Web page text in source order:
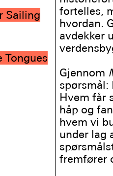
Sailing
Tongues
fortelles,
hvordan.
avdekker
Gjennom
spørsmål:
Hvem får
håp og
hvem vi
under lag
fremfører